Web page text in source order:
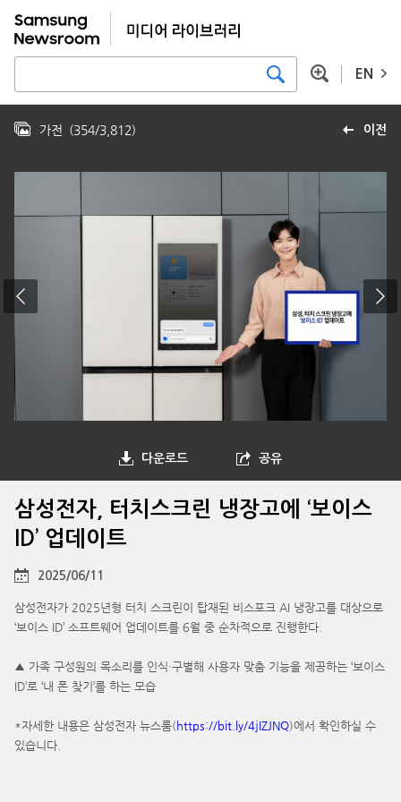
EN
이전
가전 (354/3,812)
다운로드 공유
삼성전자, 터치스크린 냉장고에 ‘보이스
ID’ 업데이트
2025/06/11
삼성전자가 2025년형 터치 스크린이 탑재된 비스포크 AI 냉장고를 대상으로
‘보이스 ID’ 소프트웨어 업데이트를 6월 중 순차적으로 진행한다.
▲ 가족 구성원의 목소리를 인식·구별해 사용자 맞춤 기능을 제공하는 ‘보이스
ID’로 ‘내 폰 찾기’를 하는 모습
*자세한 내용은 삼성전자 뉴스룸(https://bit.ly/4jIZJNQ)에서 확인하실 수
있습니다.